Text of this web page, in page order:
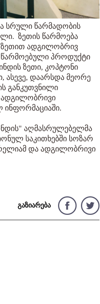
სრული წარმადობის
ზეთის წარმოება
ზეთით ადგილობრივ
წარმოებული პროდუქტი
ზეთი, კოპტონი
ასევე, დაარსდა მეორე
განკუთვნილი
ადგილობრივი
ინფორმაციაში.
აღმასრულებელმა
საკითხებში სოზარ
და ადგილობრივი
გაზიარება